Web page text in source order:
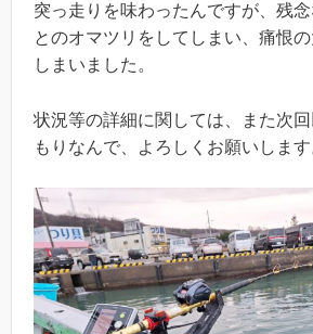
突っ走りを味わったんですが、残
とのオマツリをしてしまい、痛恨
しまいました。
状況等の詳細に関しては、また次
もりなんで、よろしくお願いします